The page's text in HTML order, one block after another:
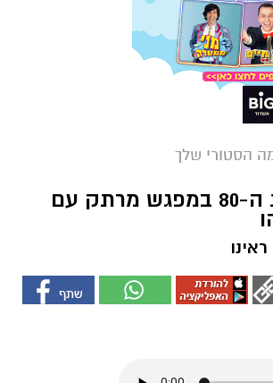
הסטורי שלך
כוכבת שנות ה-80 במפגש מרתק עם